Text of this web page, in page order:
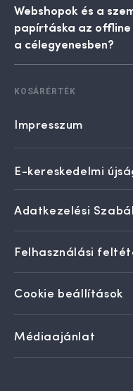
Webshopok és a
papírtáska az offline
a célegyenesben?
KOSÁRÉRTÉK
Impresszum
E-kereskedelmi
Adatkezelési
Felhasználási
Cookie beállítások
Médiaajánlat